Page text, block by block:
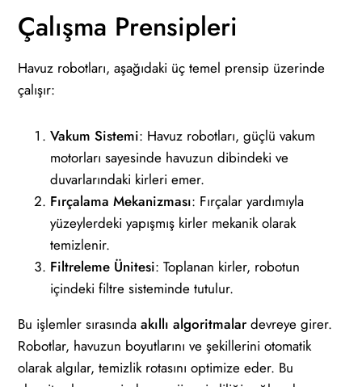
Çalışma Prensipleri
Havuz robotları, aşağıdaki üç temel prensip üzerinde
çalışır:
Vakum Sistemi: Havuz robotları, güçlü vakum
motorları sayesinde havuzun dibindeki ve
duvarlarındaki kirleri emer.
Fırçalama Mekanizması: Fırçalar yardımıyla
yüzeylerdeki yapışmış kirler mekanik olarak
temizlenir.
Filtreleme Ünitesi: Toplanan kirler, robotun
içindeki filtre sisteminde tutulur.
Bu işlemler sırasındaakıllı algoritmalar devreye girer.
Robotlar, havuzun boyutlarını ve şekillerini otomatik
olarak algılar, temizlik rotasını optimize eder. Bu